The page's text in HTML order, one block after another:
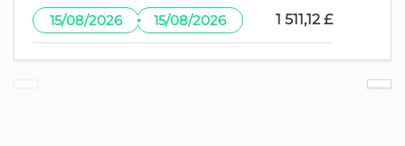
15/08/2026 · 15/08/2026 1 511,12 £